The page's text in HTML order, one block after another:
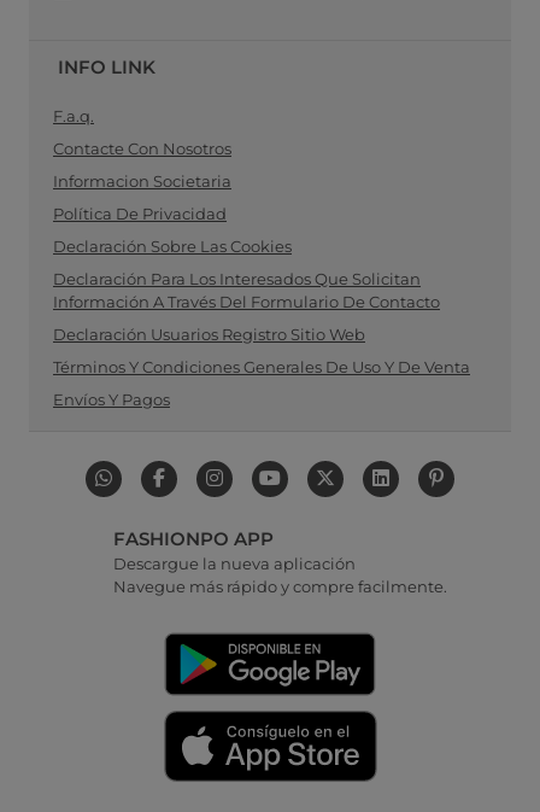
INFO LINK
F.a.q.
Contacte Con Nosotros
Informacion Societaria
Política De Privacidad
Declaración Sobre Las Cookies
Declaración Para Los Interesados Que Solicitan
Información A Través Del Formulario De Contacto
Declaración Usuarios Registro Sitio Web
Términos Y Condiciones Generales De Uso Y De Venta
Envíos Y Pagos
FASHIONPO APP
Descargue la nueva aplicación
Navegue más rápido y compre facilmente.